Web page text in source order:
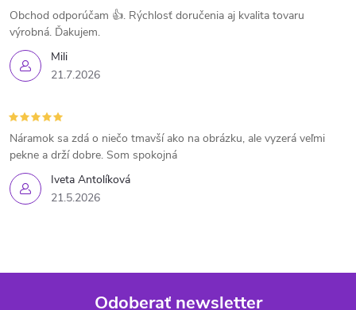
Mili
21.7.2026
Obchod odporúčam 👍. Rýchlosť doručenia aj kvalita tovaru
výrobná. Ďakujem.
Iveta Antolíková
21.5.2026
Náramok sa zdá o niečo tmavší ako na obrázku, ale vyzerá veľmi
pekne a drží dobre. Som spokojná
Odoberať newsletter